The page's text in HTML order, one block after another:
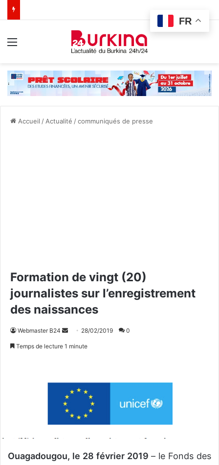
Accueil / Actualité /communiqués de presse
Formation de vingt (20)
journalistes sur l’enregistrement
des naissances
Webmaster B24
e
r
u
n
u
28/02/2019 0
Temps de lecture 1 minute
Ouagadougou, le 28 février 2019 – le Fonds des
FR